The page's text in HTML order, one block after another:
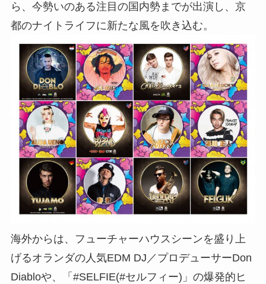
ら、今勢いのある注目の国内勢までが出演し、京
都のナイトライフに新たな風を吹き込む。
海外からは、フューチャーハウスシーンを盛り上
げるオランダの人気EDM DJ／プロデューサーDon
Diabloや、「#SELFIE(#セルフィー)」の爆発的ヒ